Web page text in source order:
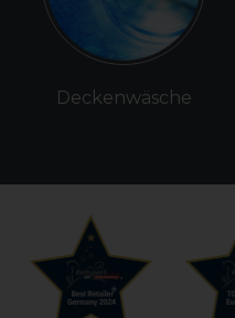
Deckenwäsche